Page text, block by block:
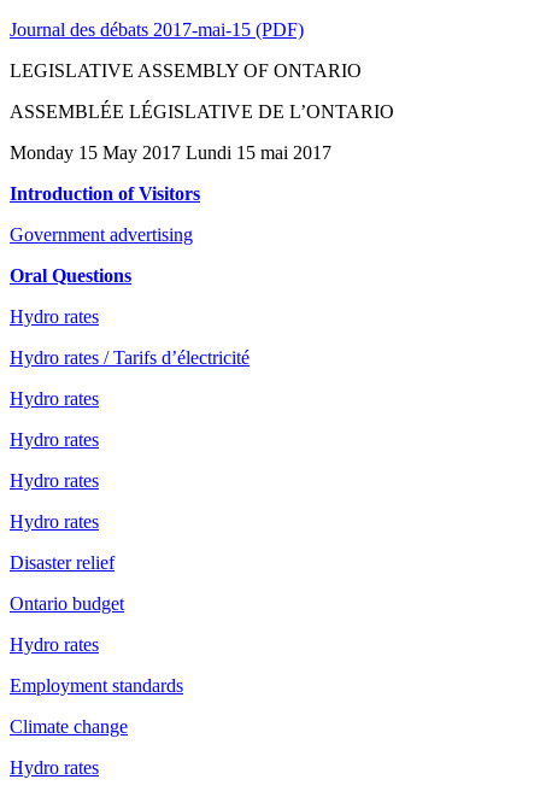
Journal des débats 2017-mai-15 (PDF)
LEGISLATIVE ASSEMBLY OF ONTARIO
ASSEMBLÉE LÉGISLATIVE DE L’ONTARIO
Monday 15 May 2017 Lundi 15 mai 2017
Introduction of Visitors
Government advertising
Oral Questions
Hydro rates
Hydro rates / Tarifs d’électricité
Hydro rates
Hydro rates
Hydro rates
Hydro rates
Disaster relief
Ontario budget
Hydro rates
Employment standards
Climate change
Hydro rates